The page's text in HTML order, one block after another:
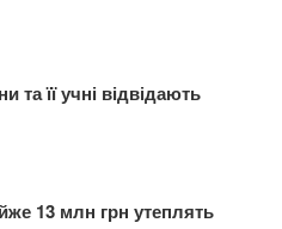
та її учні відвідають
13 млн грн утеплять